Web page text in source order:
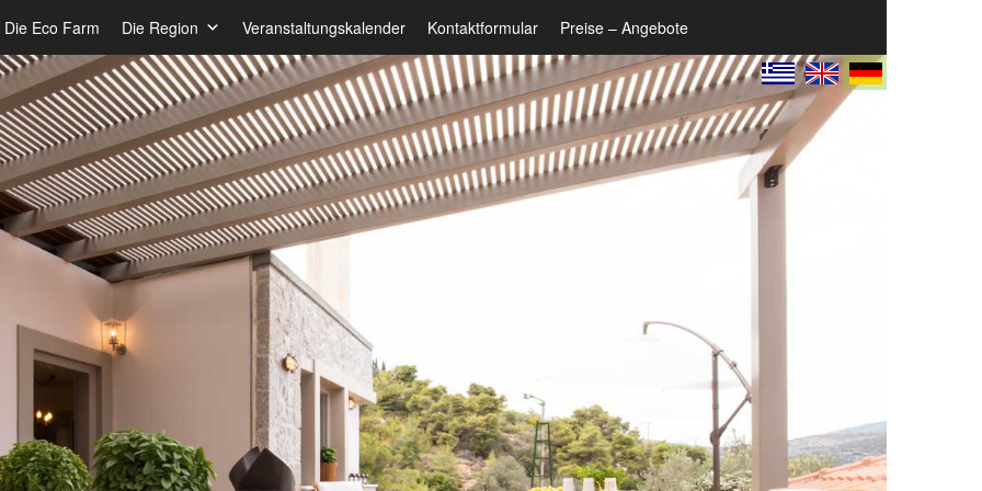
Die Eco Farm Die Region Veranstaltungskalender Kontaktformular Preise – Angebote